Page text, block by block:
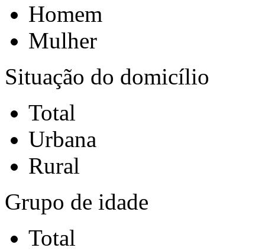
Homem
Mulher
Situação do domicílio
Total
Urbana
Rural
Grupo de idade
Total